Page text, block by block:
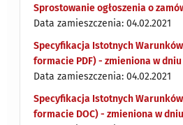
Sprostowanie ogłoszenia o
Data zamieszczenia: 04.02.2021
Specyfikacja Istotnych
formacie PDF) - zmieniona w dniu
Data zamieszczenia: 04.02.2021
Specyfikacja Istotnych
formacie DOC) - zmieniona w